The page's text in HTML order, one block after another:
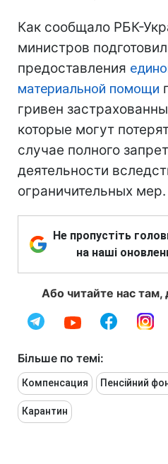
Как сообщало РБК-
министров
предоставления
материальной помощи
гривен
которые могут
случае полного
деятельности
ограничительных мер.
Не пропустіть
на наші
Або читайте нас там,
Більше по темі:
Компенсация Пенсійний
Карантин